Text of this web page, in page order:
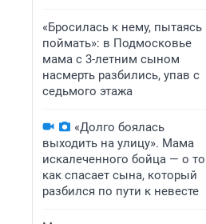
«Бросилась к нему, пытаясь
поймать»: в Подмосковье
мама с 3-летним сыном
насмерть разбились, упав с
седьмого этажа
«Долго боялась
выходить на улицу». Мама
искалеченного бойца — о
как спасает сына, который
разбился по пути к невесте